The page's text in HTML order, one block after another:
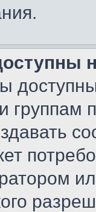
группам